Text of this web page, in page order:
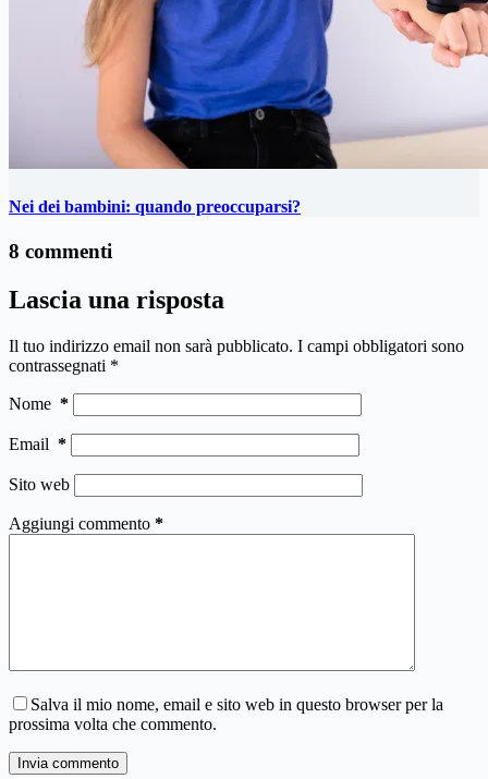
Nei dei bambini: quando preoccuparsi?
8 commenti
Lascia una risposta
Il tuo indirizzo email non sarà pubblicato. I campi obbligatori sono
contrassegnati *
Nome *
Email *
Sito web
Aggiungi commento *
Salva il mio nome, email e sito web in questo browser per la
prossima volta che commento.
Invia commento